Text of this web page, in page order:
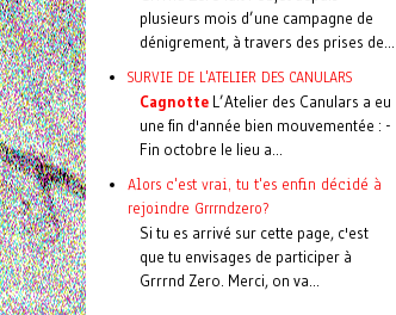
plusieurs mois d’une campagne de
dénigrement, à travers des prises de...
SURVIE DE L'ATELIER DES CANULARS
Cagnotte L’Atelier des Canulars a eu
une fin d'année bien mouvementée : -
Fin octobre le lieu a...
Alors c'est vrai, tu t'es enfin décidé à
rejoindre Grrrndzero?
Si tu es arrivé sur cette page, c'est
que tu envisages de participer à
Grrrnd Zero. Merci, on va...